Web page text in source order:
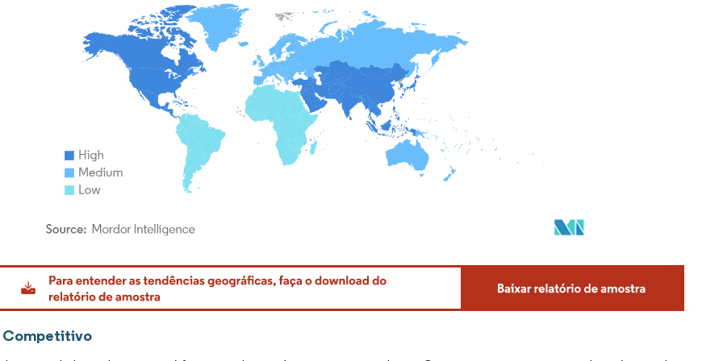
Intelligence. O reuso requer atribuição conforme CC BY 4.0.
Competitivo